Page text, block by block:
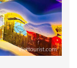
đồng thời
tế nổi tiếng “Bố
mùa đông kéo
tháng 10 đến